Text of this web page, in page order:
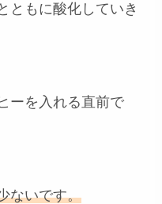
ともに酸化していき
ーを入れる直前で
ないです。